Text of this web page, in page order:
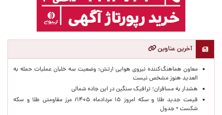
آخرین عناوین
معاون هماهنگ‌کننده نیروی هوایی ارتش: وضعیت سه خلبان عملیات حمله به
العدید هنوز مشخص نیست
هشدار به مسافران؛ ترافیک سنگین در این جاده شمالی
قیمت جدید طلا و سکه امروز ۱۵ مردادماه ۱۴۰۵/ مرز مقاومتی طلا و سکه
شکست + جدول